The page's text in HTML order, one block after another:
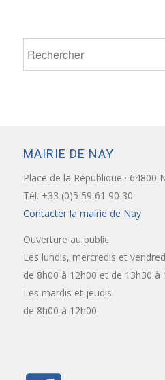
MAIRIE DE NAY
Place de la République · 64800
Tél. +33 (0)5 59 61 90 30
Contacter la mairie de Nay
Ouverture au public
Les lundis, mercredis et
de 8h00 à 12h00 et de 13h30 à
Les mardis et jeudis
de 8h00 à 12h00